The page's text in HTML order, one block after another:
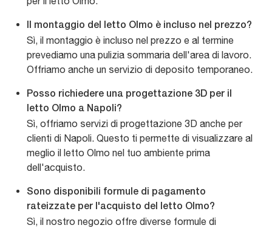
Il montaggio del letto Olmo è incluso nel prezzo?
Sì, il montaggio è incluso nel prezzo e al termine
prevediamo una pulizia sommaria dell'area di lavoro.
Offriamo anche un servizio di deposito temporaneo.
Posso richiedere una progettazione 3D per il
letto Olmo a Napoli?
Sì, offriamo servizi di progettazione 3D anche per
clienti di Napoli. Questo ti permette di visualizzare al
meglio il letto Olmo nel tuo ambiente prima
dell'acquisto.
Sono disponibili formule di pagamento
rateizzate per l'acquisto del letto Olmo?
Sì, il nostro negozio offre diverse formule di